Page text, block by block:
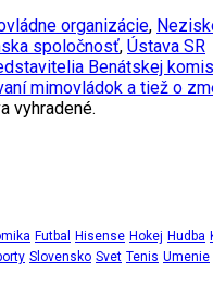
organizácie,
spoločnosť, Ústava SR
Benátskej
mimovládok a tiež o
vyhradené.
Futbal Hisense Hokej Hudba
Slovensko Svet Tenis Umenie